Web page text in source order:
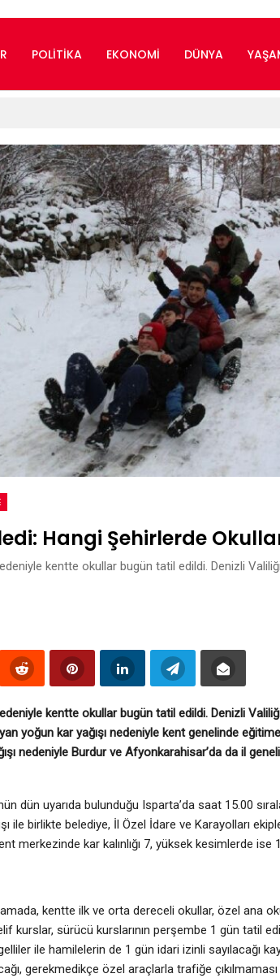
POLITIKA EKONOMI DÜNYA
Hangi Şehirlerde
kentte okullar bugün tatil edildi. Denizli
kentte okullar bugün tatil edildi. Denizli
yoğun kar yağışı nedeniyle kent genelinde
nedeniyle Burdur ve Afyonkarahisar’da da il
dün uyarıda bulunduğu Isparta’da saat 15.00
ile birlikte belediye, İl Özel İdare ve Karayolları
merkezinde kar kalınlığı 7, yüksek kesimlerde ise
kentte ilk ve orta dereceli okullar, özel ana
kurslar, sürücü kurslarının perşembe 1 gün tatil
ile hamilelerin de 1 gün idari izinli sayılacağı
gerekmedikçe özel araçlarla trafiğe